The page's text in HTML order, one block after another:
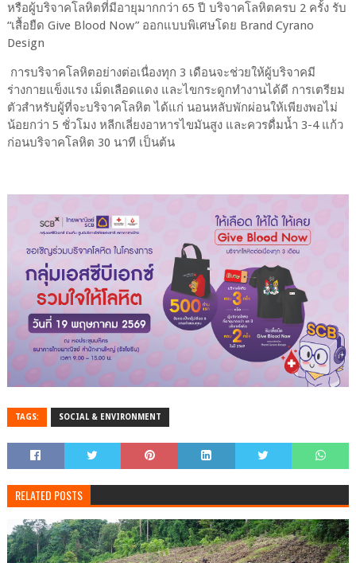
หรือผู้บริจาคโลหิตที่มีอายุมากกว่า 65 ปี บริจาคโลหิตครบ 2 ครั้ง รับ
“เสื้อยืด Give Blood Now”ออกแบบพิเศษโดย Brand Cyrano
Design
การบริจาคโลหิตอย่างต่อเนื่องทุก 3 เดือนจะช่วยให้ผู้บริจาคมี
ร่างกายแข็งแรง เม็ดเลือดแดง และไขกระดูกทำงานได้ดี การเตรียม
ตัวสำหรับผู้ที่จะบริจาคโลหิต ได้แก่ นอนหลับพักผ่อนให้เพียงพอไม่
น้อยกว่า 5 ชั่วโมง หลีกเลี่ยงอาหารไขมันสูง และควรดื่มน้ำ 3-4แก้ว
ก่อนบริจาคโลหิต 30 นาที เป็นต้น
TAGS: SOCIAL & ENVIRONMENT
RELATED POSTS